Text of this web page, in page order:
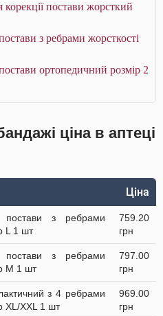
постави жорсткий
з ребрами жорсткості
ортопедичний розмір 2
ціна в аптеці
Ціна
постави з ребрами
L 1 шт
759.20
грн
постави з ребрами
М 1 шт
797.00
грн
з 4 ребрами
XL/XXL 1 шт
969.00
грн